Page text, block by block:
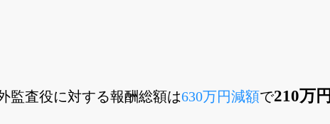
監査役に対する報酬総額は630万円減額で210万円